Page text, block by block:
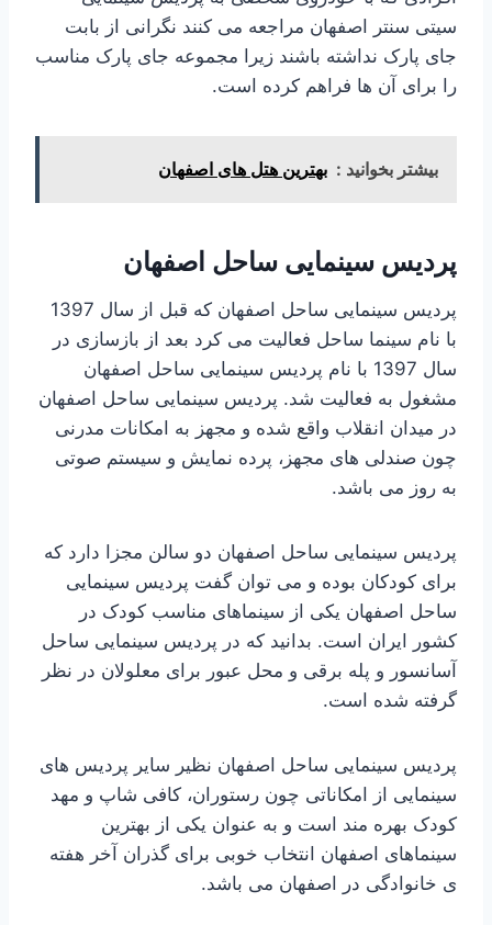
سیتی سنتر اصفهان مراجعه می کنند نگرانی از بابت
جای پارک نداشته باشند زیرا مجموعه جای پارک مناسب
را برای آن ها فراهم کرده است.
بیشتر بخوانید : بهترین هتل های اصفهان
پردیس سینمایی ساحل اصفهان
پردیس سینمایی ساحل اصفهان که قبل از سال 1397
با نام سینما ساحل فعالیت می کرد بعد از بازسازی در
سال 1397 با نام پردیس سینمایی ساحل اصفهان
مشغول به فعالیت شد. پردیس سینمایی ساحل اصفهان
در میدان انقلاب واقع شده و مجهز به امکانات مدرنی
چون صندلی های مجهز، پرده نمایش و سیستم صوتی
به روز می باشد.
پردیس سینمایی ساحل اصفهان دو سالن مجزا دارد که
برای کودکان بوده و می توان گفت پردیس سینمایی
ساحل اصفهان یکی از سینماهای مناسب کودک در
کشور ایران است. بدانید که در پردیس سینمایی ساحل
آسانسور و پله برقی و محل عبور برای معلولان در نظر
گرفته شده است.
پردیس سینمایی ساحل اصفهان نظیر سایر پردیس های
سینمایی از امکاناتی چون رستوران، کافی شاپ و مهد
کودک بهره مند است و به عنوان یکی از بهترین
سینماهای اصفهان انتخاب خوبی برای گذران آخر هفته
ی خانوادگی در اصفهان می باشد.